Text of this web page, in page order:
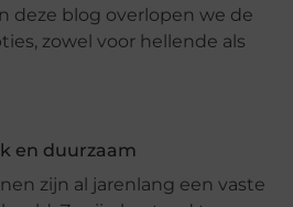
deze blog overlopen we de
zowel voor hellende als
en duurzaam
zijn al jarenlang een vaste